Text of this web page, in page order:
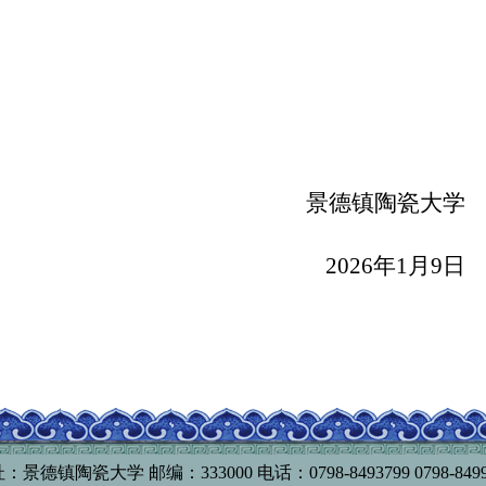
景德镇陶瓷大学
2026年1月 9 日
：景德镇陶瓷大学 邮编：333000 电话：0798-8493799 0798-